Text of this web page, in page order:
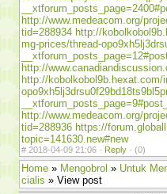
http://www.medeacom.org/
tid=288934 http://
mg-prices/thread-
http://
http://
http://www.medeacom.org/
tid=288936 https://
topic=141630.new#new
# 2018-04-09 21:06 · Reply · (0)
Home » Mengobrol » Untuk
cialis » View post